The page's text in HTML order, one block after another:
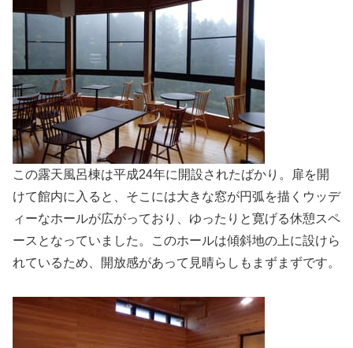
この露天風呂棟は平成24年に開設されたばかり。扉を開
けて館内に入ると、そこには大きな窓が円弧を描くウッデ
ィーなホールが広がっており、ゆったりと寛げる休憩スペ
ースとなっていました。このホールは傾斜地の上に設けら
れているため、開放感があって見晴らしもまずまずです。